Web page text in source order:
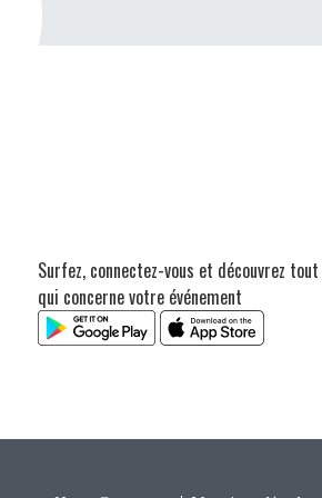
Surfez, connectez-vous et découvrez
qui concerne votre événement